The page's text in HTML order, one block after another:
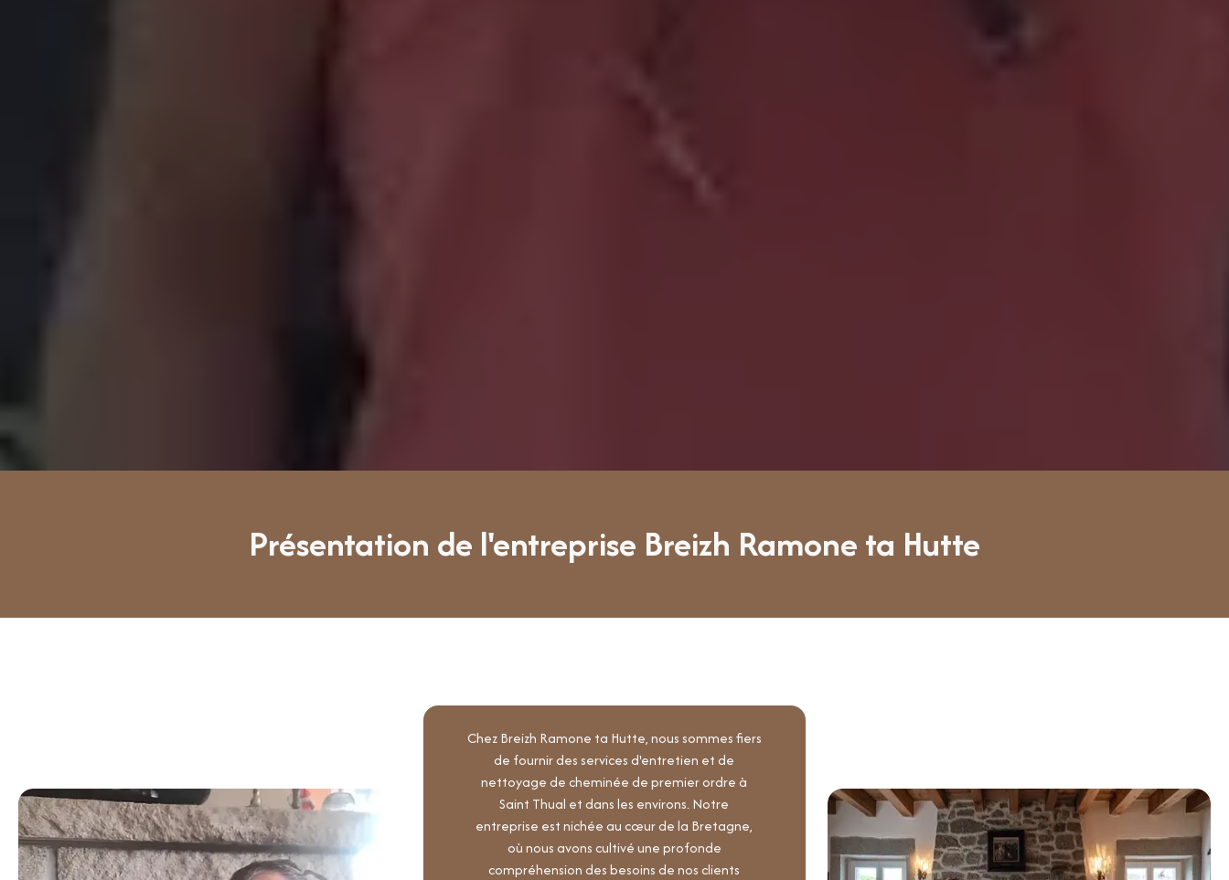
Présentation de l'entreprise Breizh Ramone ta Hutte
Chez Breizh Ramone ta Hutte, nous sommes fiers
de fournir des services d'entretien et de
nettoyage de cheminée de premier ordre à
Saint Thual et dans les environs. Notre
entreprise est nichée au cœur de la Bretagne,
où nous avons cultivé une profonde
compréhension des besoins de nos clients